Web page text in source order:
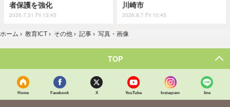
者保護を強化
2026.7.31 Fri 13:45
川崎市
2026.8.7 Fri 10:45
ホーム › 教育ICT › その他 › 記事 › 写真・画像
TOP
Home Facebook X YouTube Instagram line